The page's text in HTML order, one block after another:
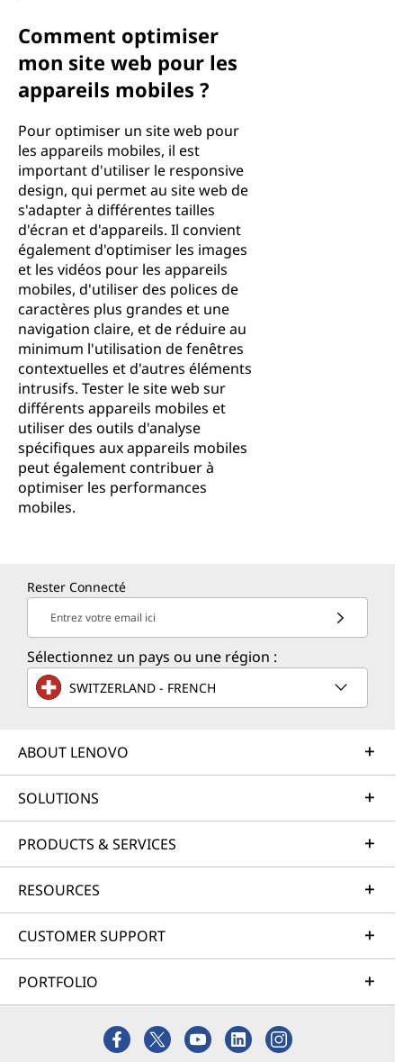
Comment optimiser
mon site web pour les
appareils mobiles ?
Pour optimiser un site web pour
les appareils mobiles, il est
important d'utiliser le responsive
design, qui permet au site web de
s'adapter à différentes tailles
d'écran et d'appareils. Il convient
également d'optimiser les images
et les vidéos pour les appareils
mobiles, d'utiliser des polices de
caractères plus grandes et une
navigation claire, et de réduire au
minimum l'utilisation de fenêtres
contextuelles et d'autres éléments
intrusifs. Tester le site web sur
différents appareils mobiles et
utiliser des outils d'analyse
spécifiques aux appareils mobiles
peut également contribuer à
optimiser les performances
mobiles.
Rester Connecté
Entrez votre email ici
Sélectionnez un pays ou une région :
SWITZERLAND - FRENCH
ABOUT LENOVO
SOLUTIONS
PRODUCTS & SERVICES
RESOURCES
CUSTOMER SUPPORT
PORTFOLIO